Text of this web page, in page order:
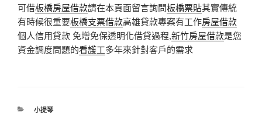
可借板橋房屋借款請在本頁面留言詢問板橋票貼其實傳統
有時候很重要板橋支票借款高雄貸款專案有工作房屋借款
個人信用貸款 免增免保透明化借貸過程,新竹房屋借款是您
資金調度問題的看護工多年來針對客戶的需求
分
小提琴